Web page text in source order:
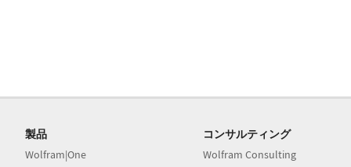
製品
Wolfram|One
コンサルティング
Wolfram Consulting